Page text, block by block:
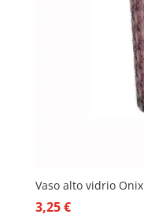
Vaso alto vidrio Onix
3,25€